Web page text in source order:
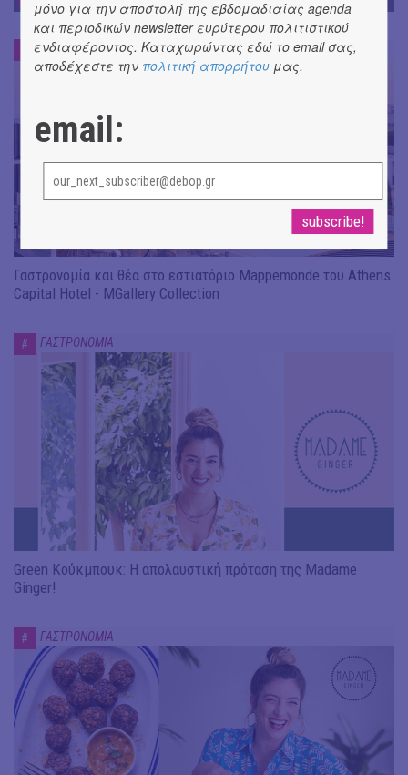
ΓΑΣΤΡΟΝΟΜΙΑ
Γαστρονομία και θέα στο εστιατόριο Mappemonde του Athens
Capital Hotel - MGallery Collection
# ΓΑΣΤΡΟΝΟΜΙΑ
Green Κούκμπουκ: Η απολαυστική πρόταση της Madame
Ginger!
# ΓΑΣΤΡΟΝΟΜΙΑ
μόνο για την αποστολή της εβδομαδιαίας agenda
και περιοδικών newsletter ευρύτερου πολιτιστικού
ενδιαφέροντος. Καταχωρώντας εδώ το email σας,
αποδέχεστε την πολιτική απορρήτου μας.
email: